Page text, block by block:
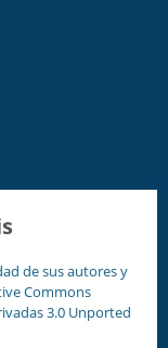
de sus autores y
Commons
3.0 Unported